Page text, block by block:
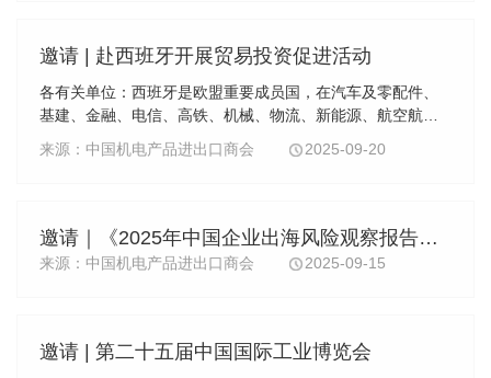
邀请 | 赴西班牙开展贸易投资促进活动
各有关单位：西班牙是欧盟重要成员国，在汽车及零配件、
基建、金融、电信、高铁、机械、物流、新能源、航空航
天、生物制药等产业领域具备较强实力。为推动中西贸易投
资合作高质量发展，中国机电商会拟于2025年10月上...
来源：中国机电产品进出口商会 2025-09-20
邀请｜《2025年中国企业出海风险观察报告》发布及解读
来源：中国机电产品进出口商会 2025-09-15
邀请 | 第二十五届中国国际工业博览会